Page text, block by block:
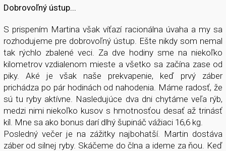
Dobrovoľný ústup...
S prispením Martina však víťazí racionálna úvaha a my sa
rozhodujeme pre dobrovoľný ústup. Ešte nikdy som nemal
tak rýchlo zbalené veci. Za dve hodiny sme na niekoľko
kilometrov vzdialenom mieste a všetko sa začína zase od
piky. Aké je však naše prekvapenie, keď prvý záber
prichádza po pár hodinách od nahodenia. Máme radosť, že
sú tu ryby aktívne. Nasledujúce dva dni chytáme veľa rýb,
medzi nimi niekoľko kusov s hmotnosťou desať až trinásť
kíl. Mne sa ako bonus darí dlhý šupináč vážiaci 16,6 kg.
Posledný večer je na zážitky najbohatší. Martin dostáva
záber od silnej ryby. Skáčeme do člna a ideme za ňou. Keď